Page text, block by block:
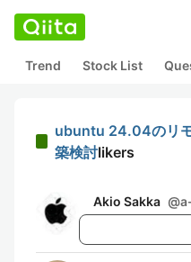
Trend Stock List
ubuntu 24.04のリ
築検討likers
Akio Sakka @